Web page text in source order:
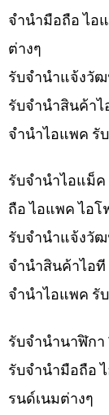
จำนำมือถือ ไอ
ต่างๆ
รับจํานําแจ้งวั
รับจำนำสินค้า
จำนำไอแพค รั
รับจำนำไอแม็
ถือ ไอแพค ไอ
รับจํานําแจ้งวั
จำนำสินค้าไอ
จำนำไอแพค รั
รับจำนำนาฬิกา
รับจำนำมือถือ
รนด์เนมต่างๆ